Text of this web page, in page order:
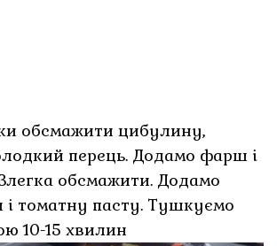
обсмажити цибулину,
перець. Додамо фарш і
обсмажити. Додамо
і томатну пасту. Тушкуємо
10-15 хвилин